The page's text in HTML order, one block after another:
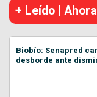
+ Leído | Ahora
Biobío: Senapred
desborde ante